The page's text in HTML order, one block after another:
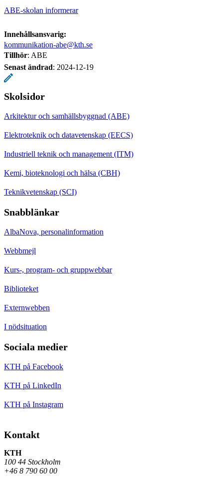
ABE-skolan informerar
Innehållsansvarig:
kommunikation-abe@kth.se
Tillhör: ABE
Senast ändrad: 2024-12-19
Skolsidor
Arkitektur och samhällsbyggnad (ABE)
Elektroteknik och datavetenskap (EECS)
Industriell teknik och management (ITM)
Kemi, bioteknologi och hälsa (CBH)
Teknikvetenskap (SCI)
Snabblänkar
AlbaNova, personalinformation
Webbmejl
Kurs-, program- och gruppwebbar
Biblioteket
Externwebben
I nödsituation
Sociala medier
KTH på Facebook
KTH på LinkedIn
KTH på Instagram
Kontakt
KTH
100 44 Stockholm
+46 8 790 60 00